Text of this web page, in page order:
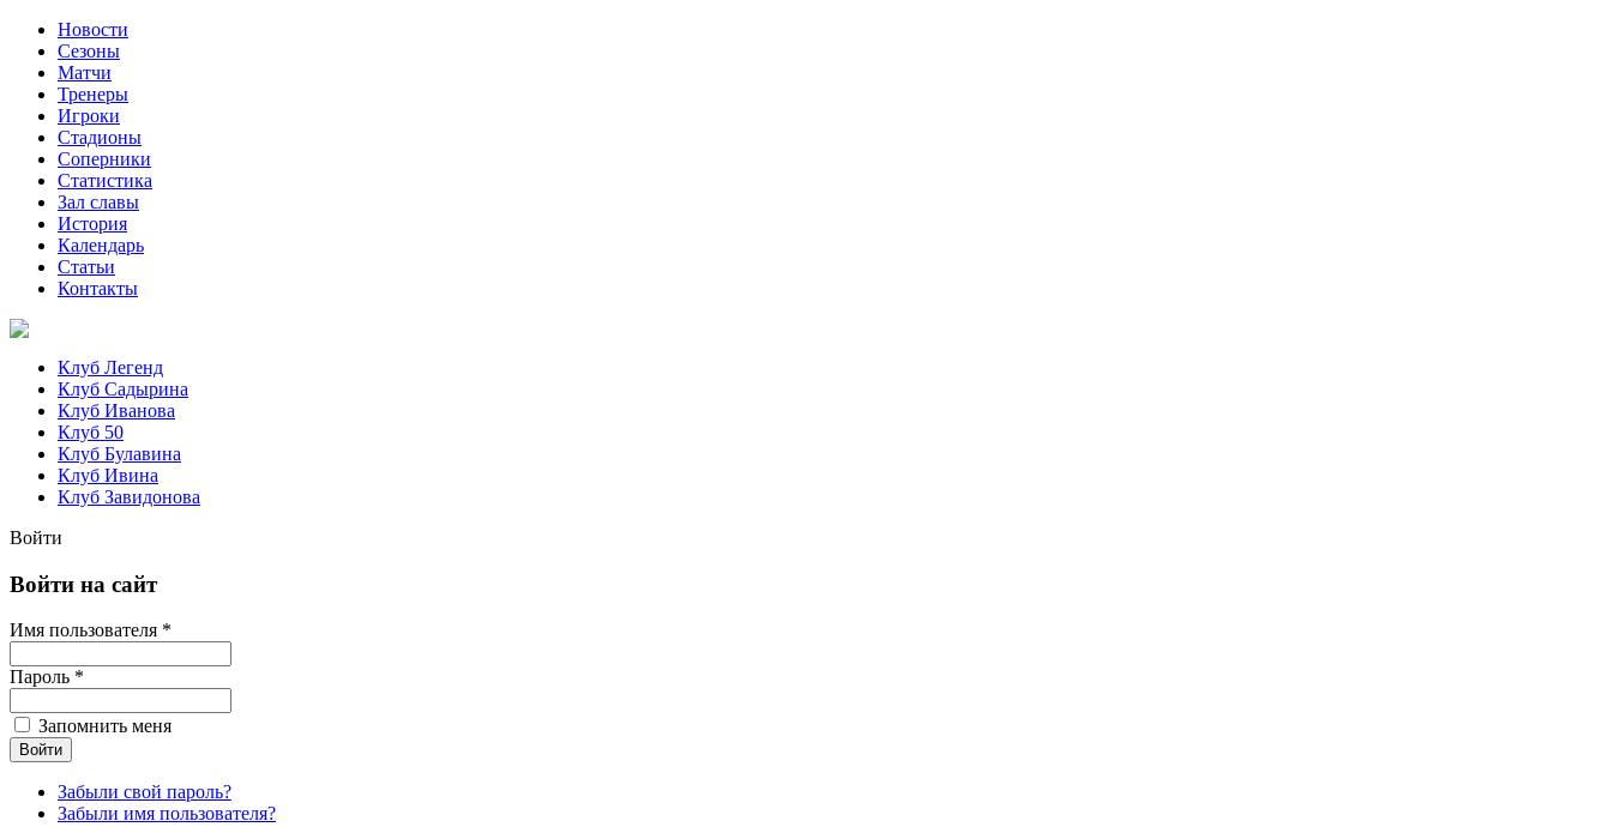
Новости
Сезоны
Матчи
Тренеры
Игроки
Стадионы
Соперники
Статистика
Зал славы
История
Календарь
Статьи
Контакты
Клуб Легенд
Клуб Садырина
Клуб Иванова
Клуб 50
Клуб Булавина
Клуб Ивина
Клуб Завидонова
Войти
Войти на сайт
Имя пользователя *
Пароль *
Запомнить меня
Забыли свой пароль?
Забыли имя пользователя?